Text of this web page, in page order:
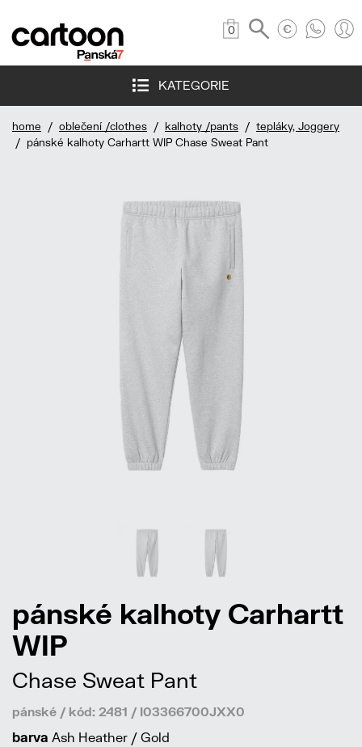
0
KATEGORIE
home / oblečení /clothes / kalhoty /pants / tepláky, Joggery
/ pánské kalhoty Carhartt WIP Chase Sweat Pant
pánské kalhoty Carhartt
WIP
Chase Sweat Pant
pánské / kód: 2481 / I03366700JXX0
barva Ash Heather / Gold